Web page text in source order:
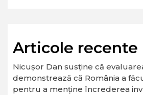
Articole recente
Nicușor Dan susține că
demonstrează că România a
pentru a menține încrederea